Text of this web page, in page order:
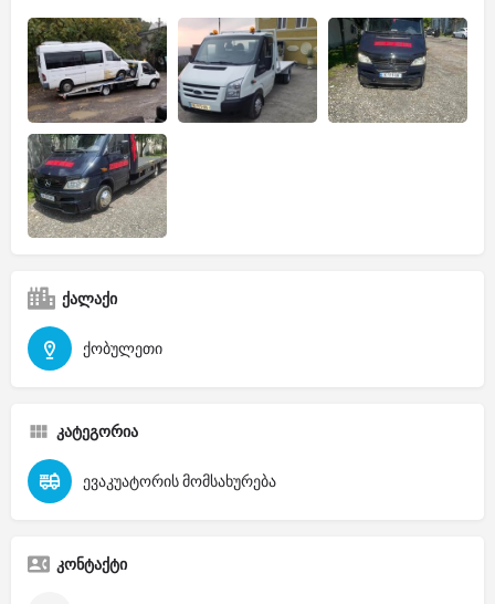
ქალაქი
ქობულეთი
კატეგორია
ევაკუატორის მომსახურება
კონტაქტი